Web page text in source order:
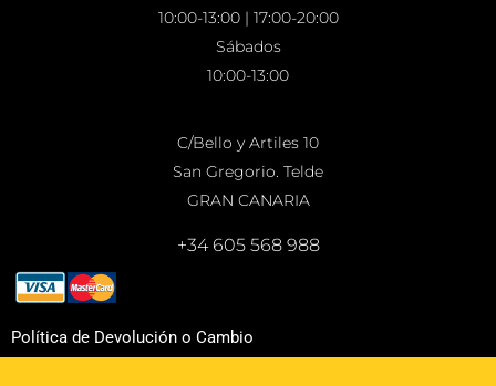
10:00-13:00 | 17:00-20:00
Sábados
10:00-13:00
C/Bello y Artiles 10
San Gregorio. Telde
GRAN CANARIA
+34 605 568 988
Política de Devolución o Cambio